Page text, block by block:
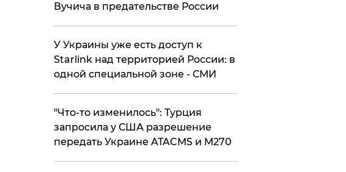
Вучича в предательстве России
У Украины уже есть доступ к
Starlink над территорией России: в
одной специальной зоне - СМИ
​"Что-то изменилось": Турция
запросила у США разрешение
передать Украине ATACMS и M270